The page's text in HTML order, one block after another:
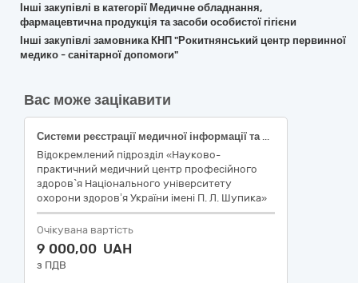
Інші закупівлі в категорії Медичне обладнання,
фармацевтична продукція та засоби особистої гігієни
Інші закупівлі замовника КНП "Рокитнянський центр первинної
медико - санітарної допомоги"
Вас може зацікавити
Системи реєстрації медичної інформації та дослідне обладнання
Відокремлений підрозділ «Науково-
практичний медичний центр професійного
здоров`я Національного університету
охорони здоров’я України імені П. Л. Шупика»
Очікувана вартість
9 000,00 UAH
з ПДВ